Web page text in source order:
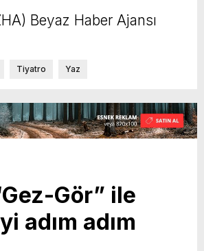
Beyaz Haber Ajansı
Tiyatro Yaz
Gör” ile
adım adım